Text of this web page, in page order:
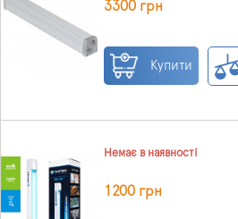
3300 грн
Купити
Немає в наявності
1200 грн